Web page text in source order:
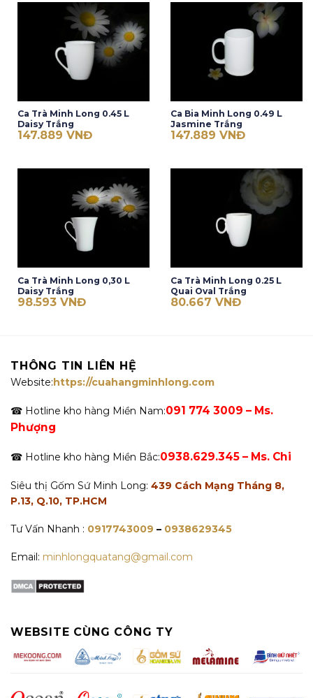
Ca Trà Minh Long 0.45 L
Daisy Trắng
147.889 VNĐ
Ca Bia Minh Long 0.49 L
Jasmine Trắng
147.889 VNĐ
Ca Trà Minh Long 0,30 L
Daisy Trắng
98.593 VNĐ
Ca Trà Minh Long 0.25 L
Quai Oval Trắng
80.667 VNĐ
THÔNG TIN LIÊN HỆ
Website:https://cuahangminhlong.com
☎ Hotline kho hàng Miền Nam:091 774 3009 – Ms.
Phượng
☎ Hotline kho hàng Miền Bắc:0938.629.345 – Ms. Chi
Siêu thị Gốm Sứ Minh Long: 439 Cách Mạng Tháng 8,
P.13, Q.10, TP.HCM
Tư Vấn Nhanh : 0917743009 – 0938629345
Email: minhlongquatang@gmail.com
WEBSITE CÙNG CÔNG TY